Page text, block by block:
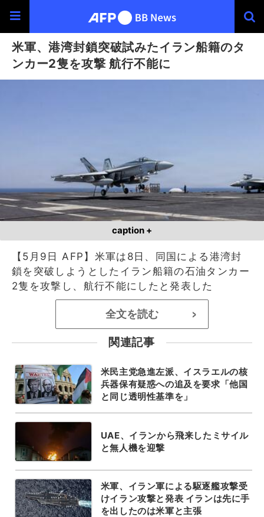
米軍、港湾封鎖突破試みたイラン船籍のタ
ンカー2隻を攻撃 航行不能に
caption +
【5月9日 AFP】米軍は8日、同国による港湾封
鎖を突破しようとしたイラン船籍の石油タンカー
2隻を攻撃し、航行不能にしたと発表した
全文を読む >
関連記事
米民主党急進左派、イスラエルの核
兵器保有疑惑への追及を要求「他国
と同じ透明性基準を」
UAE、イランから飛来したミサイル
と無人機を迎撃
米軍、イラン軍による駆逐艦攻撃受
けイラン攻撃と発表 イランは先に手
を出したのは米軍と主張